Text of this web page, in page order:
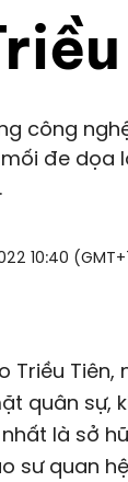
công
đe dọa
10:40
Triều Tiên,
quân sự,
là sở
sư quan